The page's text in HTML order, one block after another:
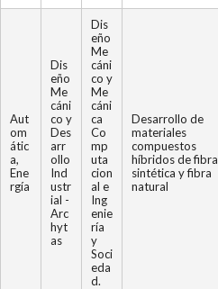
Aut
om
átic
a,
Ene
rgía
Dis
eño
Me
cáni
co y
Des
arr
ollo
Ind
ustr
ial -
Arc
hyt
as
Dis
eño
Me
cáni
co y
Me
cáni
ca
Co
mp
uta
cion
al e
Ing
enie
ría
y
Soci
eda
d.
Desarrollo de
materiales
compuestos
híbridos de fibra
sintética y fibra
natural